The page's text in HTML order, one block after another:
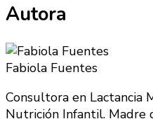
Autora
Fabiola Fuentes
Consultora en Lactancia
Nutrición Infantil. Madre